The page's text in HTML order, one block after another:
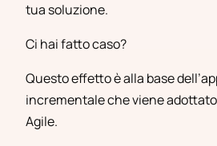
tua soluzione.
Ci hai fatto caso?
Questo effetto è alla base
incrementale che viene
Agile.